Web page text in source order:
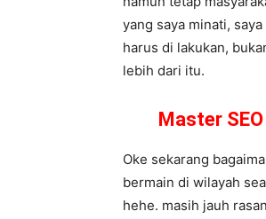
yang saya minati,
harus di lakukan,
lebih dari itu.
Master
Oke sekarang
bermain di wilayah
hehe. masih jauh